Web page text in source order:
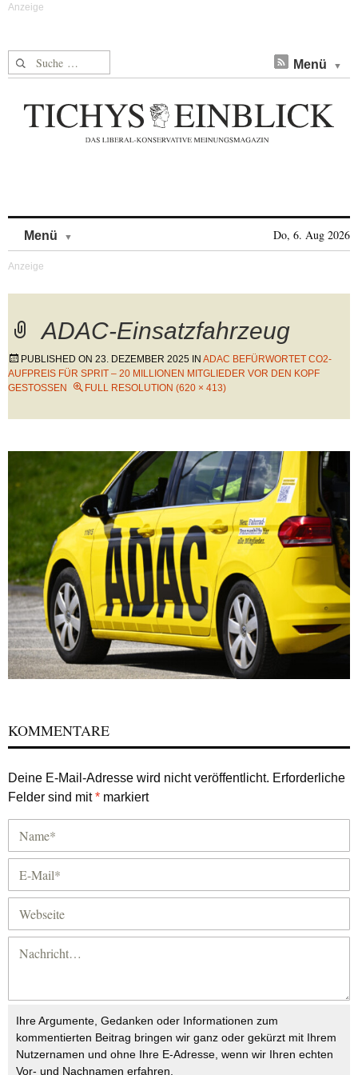
Suche nach: Menü
Menü Do, 6. Aug 2026
ADAC-Einsatzfahrzeug
PUBLISHED ON 23. DEZEMBER 2025 IN ADAC BEFÜRWORTET CO2-
AUFPREIS FÜR SPRIT – 20 MILLIONEN MITGLIEDER VOR DEN KOPF
GESTOSSEN
FULL RESOLUTION (620 × 413)
KOMMENTARE
Deine E-Mail-Adresse wird nicht veröffentlicht. Erforderliche
Felder sind mit* markiert
Ihre Argumente, Gedanken oder Informationen zum
kommentierten Beitrag bringen wir ganz oder gekürzt mit Ihrem
Nutzernamen und ohne Ihre E-Adresse, wenn wir Ihren echten
Vor- und Nachnamen erfahren.